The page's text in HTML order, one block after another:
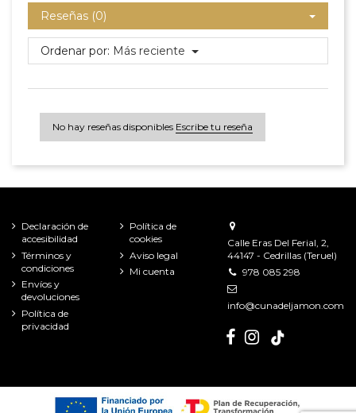
Reseñas (0)
Ordenar por: Más reciente
No hay reseñas disponibles Escribe tu reseña
Declaración de
accesibilidad
Términos y
condiciones
Envíos y
devoluciones
Política de
privacidad
Política de
cookies
Aviso legal
Mi cuenta
Calle Eras Del Ferial, 2,
44147 - Cedrillas (Teruel)
978 085 298
info@cunadeljamon.com